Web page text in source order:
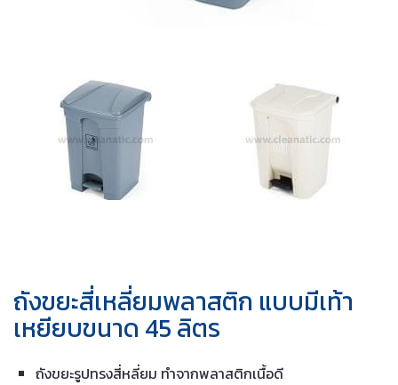
ถังขยะสี่เหลี่ยมพลาสติก แบบมีเท้า
เหยียบขนาด 45 ลิตร
ถังขยะรูปทรงสี่หลี่ยม ทำจากพลาสติกเนื้อดี